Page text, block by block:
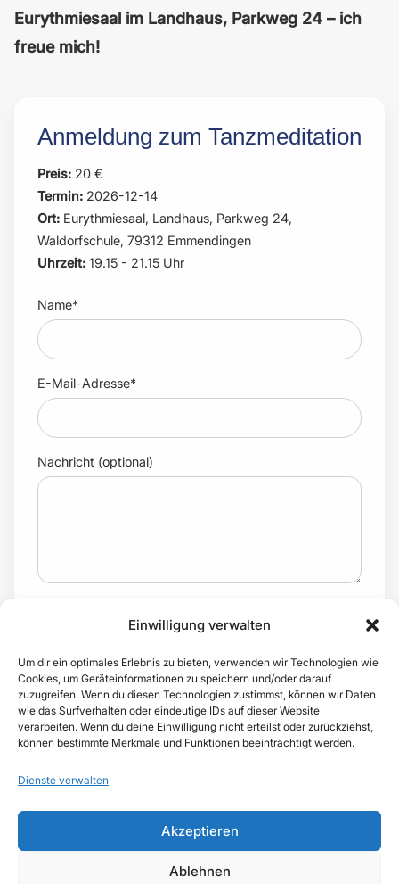
Einwilligung verwalten
Um dir ein optimales Erlebnis zu bieten, verwenden wir Technologien wie
Cookies, um Geräteinformationen zu speichern und/oder darauf
zuzugreifen. Wenn du diesen Technologien zustimmst, können wir Daten
wie das Surfverhalten oder eindeutige IDs auf dieser Website
verarbeiten. Wenn du deine Einwilligung nicht erteilst oder zurückziehst,
können bestimmte Merkmale und Funktionen beeinträchtigt werden.
Dienste verwalten
Akzeptieren
Ablehnen
Eurythmiesaal im Landhaus, Parkweg 24 – ich
freue mich!
Anmeldung zum Tanzmeditation
Preis:20 €
Termin:2026-12-14
Ort:Eurythmiesaal, Landhaus, Parkweg 24,
Waldorfschule, 79312 Emmendingen
Uhrzeit:19.15 - 21.15 Uhr
Name*
E-Mail-Adresse*
Nachricht (optional)
der Verarbeitung meiner Angaben zur Kontaktaufnahme
JETZT KOSTENPFLICHTIG BUCHEN